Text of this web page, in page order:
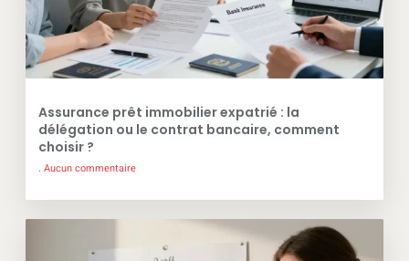
Assurance prêt immobilier expatrié : la
délégation ou le contrat bancaire, comment
choisir ?
Aucun commentaire